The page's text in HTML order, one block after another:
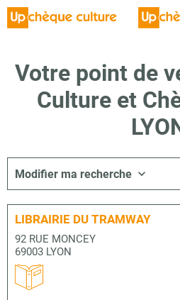
Votre point de
Culture et
Modifier ma recherche
LIBRAIRIE DU TRAMWAY
92 RUE MONCEY
69003 LYON